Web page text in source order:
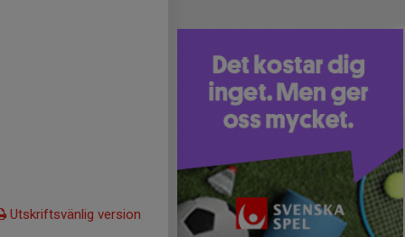
Utskriftsvänlig version